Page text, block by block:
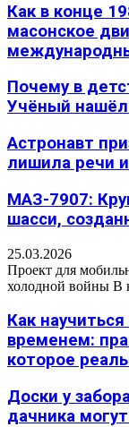
Как в конце
масонское
Почему в
Учёный нашёл
Астронавт
лишила речи
МАЗ-7907:
шасси,
25.03.2026
Проект для
холодной войны В
Как
временем:
которое
Доски у
дачника